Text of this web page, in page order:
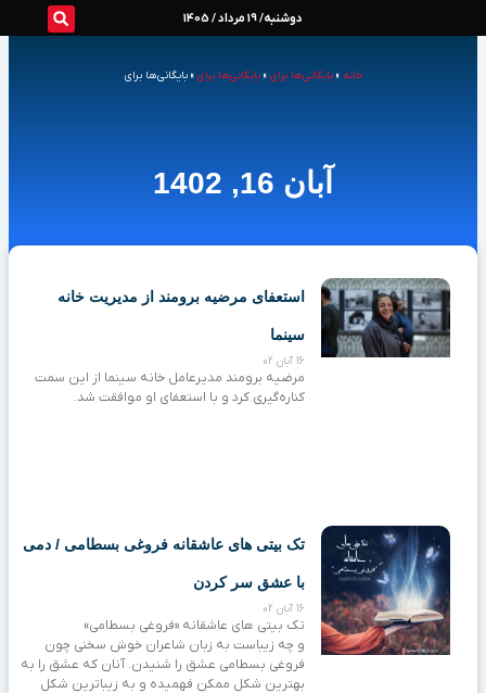
دوشنبه/ 19 مرداد / 1405
خانه »بایگانی‌ها برای »بایگانی‌ها برای »بایگانی‌ها برای
آبان 16, 1402
استعفای مرضیه برومند از مدیریت خانه
سینما
16 آبان 02
مرضیه برومند مدیرعامل خانه سینما از این سمت
کناره‌گیری کرد و با استعفای او موافقت شد.
تک بیتی های عاشقانه فروغی بسطامی / دمی
با عشق سر کردن
16 آبان 02
تک بیتی های عاشقانه «فروغی بسطامی»
و چه زیباست به زبان شاعران خوش سخنی چون
فروغی بسطامی عشق را شنیدن. آنان که عشق را به
بهترین شکل ممکن فهمیده و به زیباترین شکل